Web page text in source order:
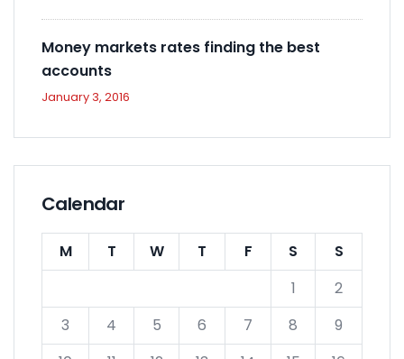
Money markets rates finding the best
accounts
January 3, 2016
Calendar
M T W T F S
S
1
2
3
4 5 6 7 8
9